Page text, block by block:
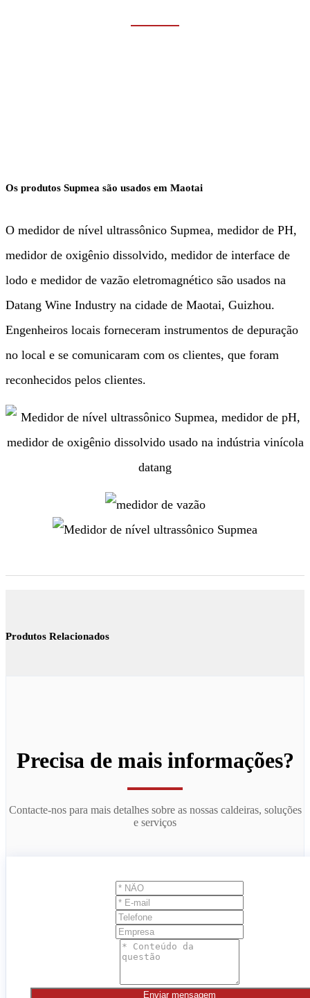
Os produtos Supmea são usados em Maotai
O medidor de nível ultrassônico Supmea, medidor de PH,
medidor de oxigênio dissolvido, medidor de interface de
lodo e medidor de vazão eletromagnético são usados na
Datang Wine Industry na cidade de Maotai, Guizhou.
Engenheiros locais forneceram instrumentos de depuração
no local e se comunicaram com os clientes, que foram
reconhecidos pelos clientes.
Produtos Relacionados
Precisa de mais informações?
Contacte-nos para mais detalhes sobre as nossas caldeiras, soluções
e serviços
Enviar mensagem